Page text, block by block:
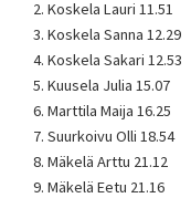
2. Koskela Lauri 11.51
3. Koskela Sanna 12.29
4. Koskela Sakari 12.53
5. Kuusela Julia 15.07
6. Marttila Maija 16.25
7. Suurkoivu Olli 18.54
8. Mäkelä Arttu 21.12
9. Mäkelä Eetu 21.16